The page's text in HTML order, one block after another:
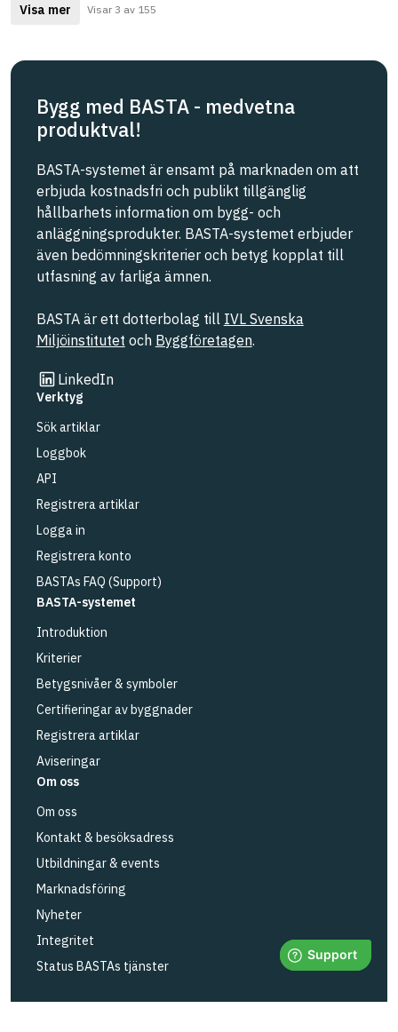
Visa mer Visar 3 av 155
Bygg med BASTA - medvetna
produktval!
BASTA-systemet är ensamt på marknaden om att
erbjuda kostnadsfri och publikt tillgänglig
hållbarhets information om bygg- och
anläggningsprodukter. BASTA-systemet erbjuder
även bedömningskriterier och betyg kopplat till
utfasning av farliga ämnen.
BASTA är ett dotterbolag till IVL Svenska
Miljöinstitutet och Byggföretagen.
LinkedIn
Länk till annan webbplats
Verktyg
Sök artiklar
Loggbok
API
Registrera artiklar
Logga in
Registrera konto
BASTAs FAQ (Support)
BASTA-systemet
Introduktion
Kriterier
Betygsnivåer & symboler
Certifieringar av byggnader
Registrera artiklar
Aviseringar
Om oss
Om oss
Kontakt & besöksadress
Utbildningar & events
Marknadsföring
Nyheter
Integritet
Status BASTAs tjänster